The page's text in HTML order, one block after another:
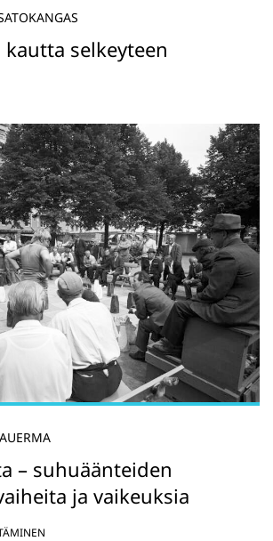
selkeyteen
– suhuäänteiden
ja vaikeuksia